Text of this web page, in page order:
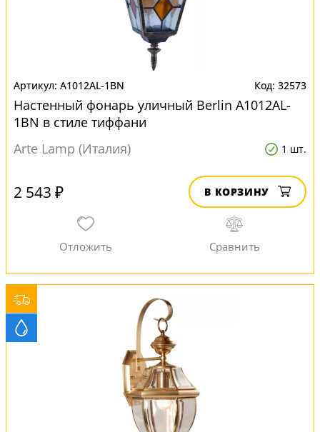
A1012AL-1BN 32573
Настенный фонарь уличный Berlin A1012AL-
1BN в стиле тиффани
Arte Lamp (Италия)
1 шт.
2 543 ₽ В КОРЗИНУ